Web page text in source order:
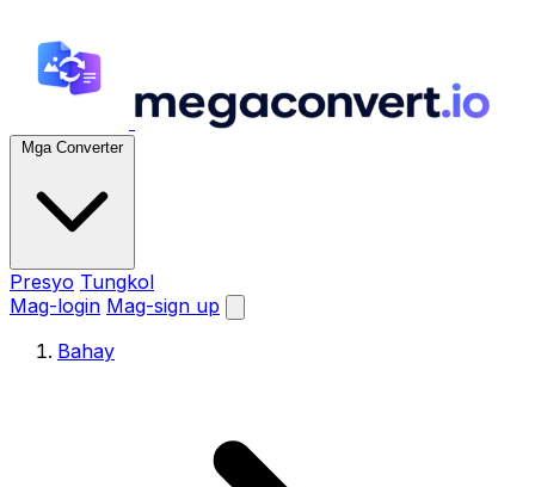
Mga Converter
Presyo Tungkol
Mag-login Mag-sign up
Bahay